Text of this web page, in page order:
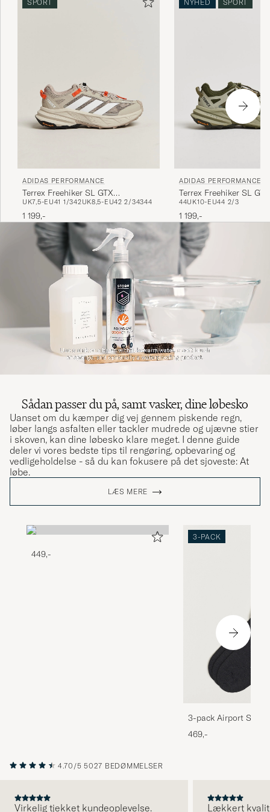
SPORT
ADIDAS PERFORMANCE
Terrex Freehiker SL GTX
Beige/White
UK7,5-EU41 1/342UK8,5-EU42 2/34344
1 199,-
NYHED SPORT
ADIDAS PERFORMANCE
Terrex Freehiker SL GTX
Olive/Khaki
44UK10-EU44 2/3
1 199,-
Sådan passer du på, samt vasker, dine løbesko
Uanset om du kæmper dig vej gennem piskende regn,
løber langs asfalten eller tackler mudrede og ujævne stier
i skoven, kan dine løbesko klare meget. I denne guide
deler vi vores bedste tips til rengøring, opbevaring og
vedligeholdelse - så du kan fokusere på det sjoveste: At
løbe.
LÆS MERE
449,-
3-PACK
3-pack Airport
Melange
469,-
4.70/5 5027 BEDØMMELSER
Virkelig tjekket kundeoplevelse. Lækkert